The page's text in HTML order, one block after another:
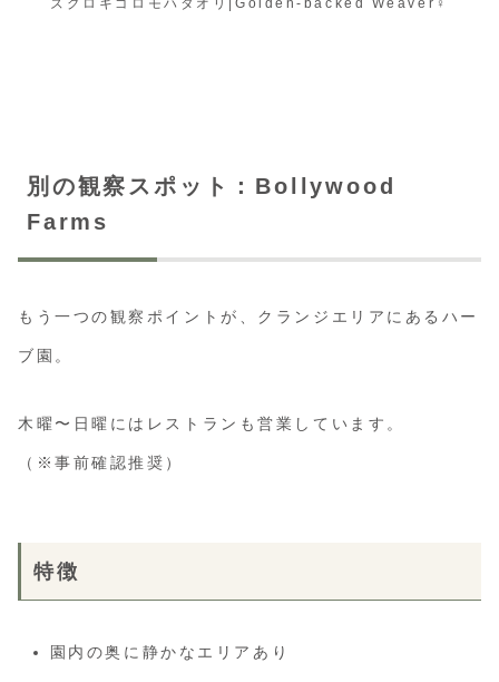
別の観察スポット：Bollywood
Farms
もう一つの観察ポイントが、クランジエリアにあるハー
ブ園。
木曜〜日曜にはレストランも営業しています。
（※事前確認推奨）
特徴
園内の奥に静かなエリアあり